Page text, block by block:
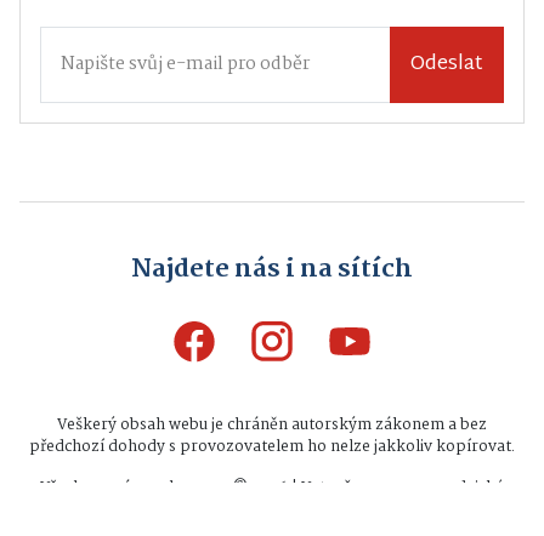
Odeslat
Najdete nás i na sítích
Veškerý obsah webu je chráněn autorským zákonem a bez
předchozí dohody s provozovatelem ho nelze jakkoliv kopírovat.
Všechna práva vyhrazena © 2026 | Vytvořeno na zpravodajské